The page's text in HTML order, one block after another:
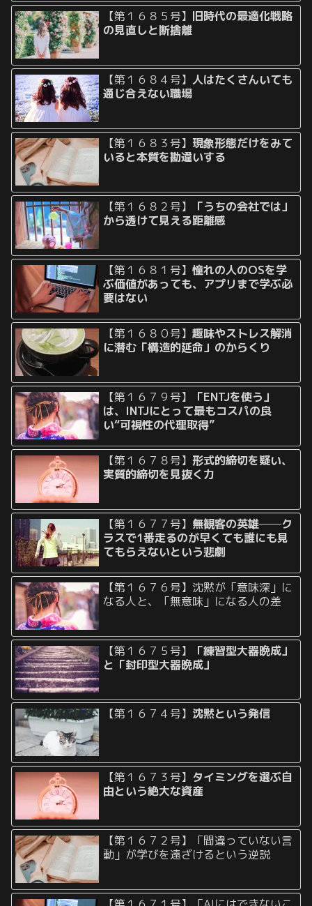
【第１６８５号】 旧時代の最適化戦略
の見直しと断捨離
【第１６８４号】人はたくさんいても
通じ合えない職場
【第１６８３号】現象形態だけをみて
いると本質を勘違いする
【第１６８２号】
「うちの会社では」
から透けて見える距離感
【第１６８１号】憧れの人のOSを学
ぶ価値があっても、アプリまで学ぶ必
要はない
【第１６８０号】趣味やストレス解消
に潜む「構造的延命」のからくり
【第１６７９号】
「ENTJを使う」
は、INTJにとって最もコスパの良
い“可視性の代理取得”
【第１６７８号】形式的締切を疑い、
実質的締切を見抜く力
【第１６７７号】 無観客の英雄──ク
ラスで1番走るのが早くても誰にも見
てもらえないという悲劇
【第１６７６号】沈黙が「意味深」に
なる人と、「無意味」になる人の差
【第１６７５号】
「練習型大器晩成」
と「封印型大器晩成」
【第１６７４号】 沈黙という発信
【第１６７３号】 タイミングを選ぶ自
由という絶大な資産
【第１６７２号】「間違っていない言
動」が学びを遠ざけるという逆説